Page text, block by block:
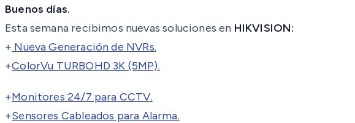
Buenos días.
Esta semana recibimos nuevas soluciones en HIKVISION:
+ Nueva Generación de NVRs.
+ColorVu TURBOHD 3K (5MP).
+Monitores 24/7 para CCTV.
+Sensores Cableados para Alarma.